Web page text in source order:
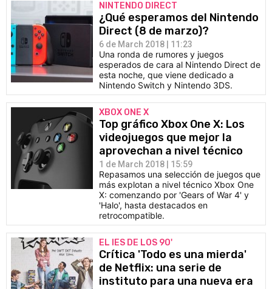
NINTENDO DIRECT
¿Qué esperamos del Nintendo
Direct (8 de marzo)?
6 de March 2018 | 11:23
Una ronda de rumores y juegos
esperados de cara al Nintendo Direct de
esta noche, que viene dedicado a
Nintendo Switch y Nintendo 3DS.
XBOX ONE X
Top gráfico Xbox One X: Los
videojuegos que mejor la
aprovechan a nivel técnico
1 de March 2018 | 15:59
Repasamos una selección de juegos que
más explotan a nivel técnico Xbox One
X: comenzando por 'Gears of War 4' y
'Halo', hasta destacados en
retrocompatible.
EL IES DE LOS 90'
Crítica 'Todo es una mierda'
de Netflix: una serie de
instituto para una nueva era